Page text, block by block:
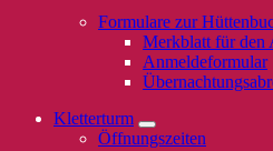
Formulare zur
Merkblatt für den
Anmeldeformular
Kletterturm
Öffnungszeiten